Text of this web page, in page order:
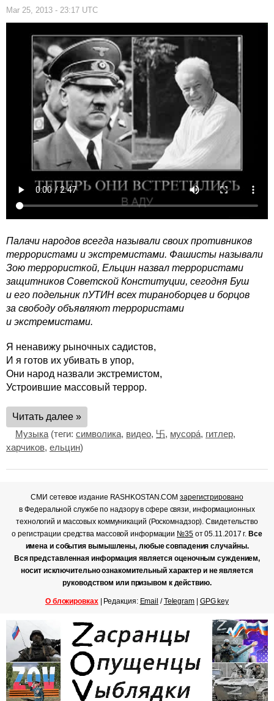
Mar 25, 2013 - 23:17 UTC
Палачи народов всегда называли своих противников
террористами и экстремистами. Фашисты называли
Зою террористкой, Ельцин назвал террористами
защитников Советской Конституции, сегодня Буш
и его подельник пУТИН всех тираноборцев и борцов
за свободу объявляют террористами
и экстремистами.
Я ненавижу рыночных садистов,
И я готов их убивать в упор,
Они народ назвали экстремистом,
Устроившие массовый террор.
Читать далее »
Музыка (теги: символика, видео, 卐, мусора́, гитлер,
харчиков, ельцин)
СМИ сетевое издание RASHKOSTAN.COMзарегистрировано
в Федеральной службе по надзору в сфере связи, информационных
технологий и массовых коммуникаций (Роскомнадзор). Свидетельство
о регистрации средства массовой информации №35от 05.11.2017 г. Все
имена и события вымышлены, любые совпадения случайны.
Вся представленная информация является оценочным суждением,
носит исключительно ознакомительный характер и не является
руководством или призывом к действию.
О блокировках| Редакция: Email /Telegram| GPG key